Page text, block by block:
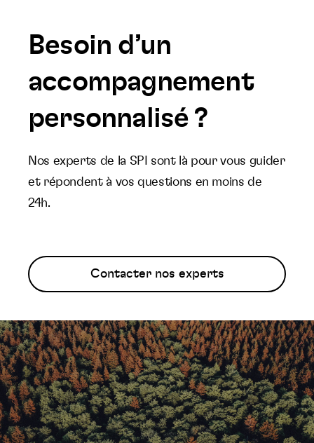
Besoin d’un
accompagnement
personnalisé ?
Nos experts de la SPI sont là pour vous guider
et répondent à vos questions en moins de
24h.
Contacter nos experts